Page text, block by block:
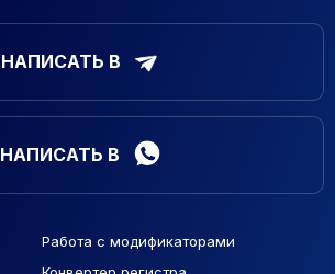
НАПИСАТЬ В
НАПИСАТЬ В
Работа с модификаторами
Подборка сайтов
Созданные сайты
Контекстная реклама